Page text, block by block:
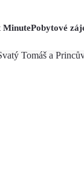
MinutePobytové
Tomáš a